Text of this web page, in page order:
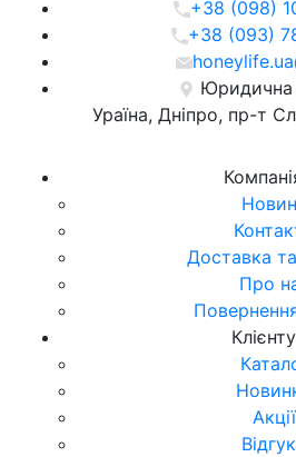
Доставка
Про
Клієнту
Акції
+38 (098)
+38 (093)
Юридична
Ураїна, Дніпро, пр-т